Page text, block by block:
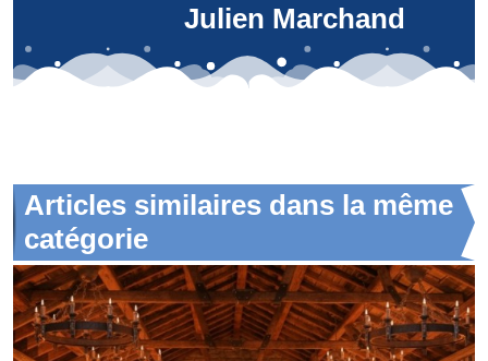
Julien Marchand
Articles similaires dans la même
catégorie